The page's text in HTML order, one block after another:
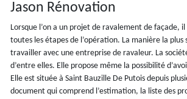
Jason Rénovation
Lorsque l’on a un projet de ravalement de façade,
toutes les étapes de l’opération. La manière la
travailler avec une entreprise de ravaleur. La
d’entre elles. Elle propose même la possibilité
Elle est située à Saint Bauzille De Putois depuis
document qui comprend l’estimation, la liste des